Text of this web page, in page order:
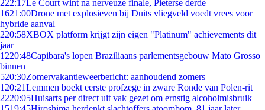
222:17Le Court wint na nerveuze finale, Pieterse derde
1621:00Drone met explosieven bij Duits vliegveld voedt vrees voor
hybride aanval
220:58XBOX platform krijgt zijn eigen "Platinum" achievements dit
jaar
1220:48Capibara's lopen Braziliaans parlementsgebouw Mato Grosso
binnen
520:30Zomervakantieweerbericht: aanhoudend zomers
1 20:21Lemmen boekt eerste profzege in zware Ronde van Polen-rit
2220:05Huisarts per direct uit vak gezet om ernstig alcoholmisbruik